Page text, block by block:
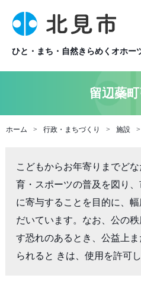
ひと・まち・自然きらめくオホー
留辺蘂
ホーム 行政・まちづくり 施設
こどもからお年寄りまでど
育・スポーツの普及を図り
に寄与することを目的に、
だいています。なお、公の
す恐れのあるとき、公益上
られると きは、使用を許可し